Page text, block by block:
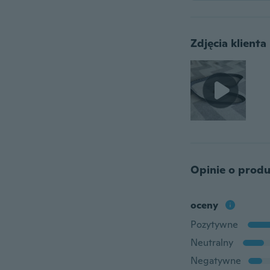
Zdjęcia klienta
Opinie o
oceny
Pozytywne
Neutralny
Negatywne